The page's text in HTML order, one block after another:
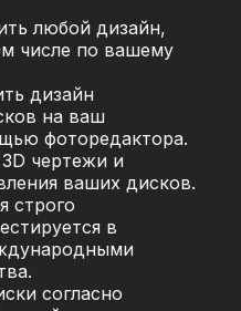
любой дизайн,
числе по вашему
дизайн
на ваш
фоторедактора.
чертежи и
ваших дисков.
строго
в
согласно